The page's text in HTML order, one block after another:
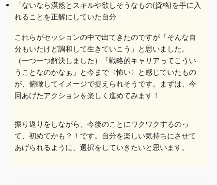
「ないなら漠然とスキルや欲しそうなもの(資格)を手に入
れること を正解にしていた自分
これらがセッションの中で出てきたのですが「そんな自
分もいたけど調和して生きていこう」と思いました。
（一つ一つ解決しました）「戦略的キャリアってこうい
うことなのかなぁ」と今まで〈怖い〉と感じていたもの
が、俯瞰してイメージで捉えられそうです。まずは、今
回あげたアクションを楽しく進めてみます！
振り返りをしながら、今後のことにワクワクするのっ
て、初めてかも？！です。自分を楽しい気持ちにさせて
あげられるように、選択をしていきたいと思います。